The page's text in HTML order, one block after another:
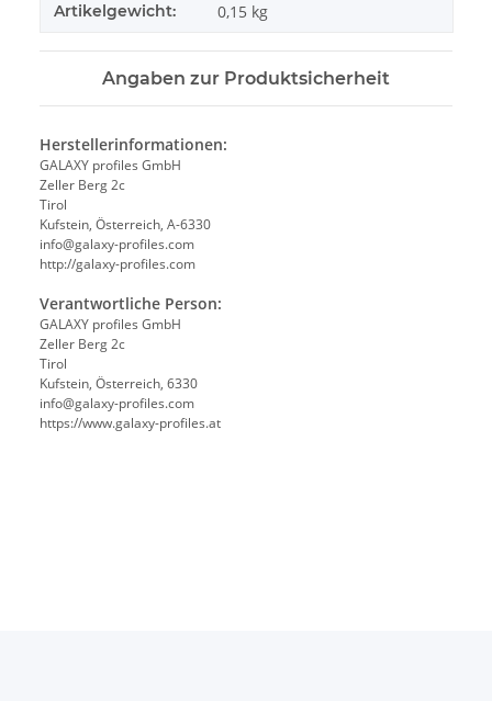
Artikelgewicht: 0,15 kg
Angaben zur Produktsicherheit
Herstellerinformationen:
GALAXY profiles GmbH
Zeller Berg 2c
Tirol
Kufstein, Österreich, A-6330
info@galaxy-profiles.com
http://galaxy-profiles.com
Verantwortliche Person:
GALAXY profiles GmbH
Zeller Berg 2c
Tirol
Kufstein, Österreich, 6330
info@galaxy-profiles.com
https://www.galaxy-profiles.at